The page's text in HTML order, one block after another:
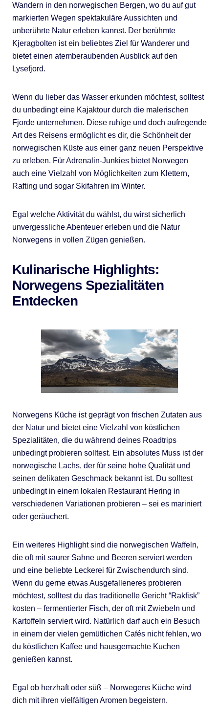
Wandern in den norwegischen Bergen, wo du auf gut
markierten Wegen spektakuläre Aussichten und
unberührte Natur erleben kannst. Der berühmte
Kjeragbolten ist ein beliebtes Ziel für Wanderer und
bietet einen atemberaubenden Ausblick auf den
Lysefjord.
Wenn du lieber das Wasser erkunden möchtest, solltest
du unbedingt eine Kajaktour durch die malerischen
Fjorde unternehmen. Diese ruhige und doch aufregende
Art des Reisens ermöglicht es dir, die Schönheit der
norwegischen Küste aus einer ganz neuen Perspektive
zu erleben. Für Adrenalin-Junkies bietet Norwegen
auch eine Vielzahl von Möglichkeiten zum Klettern,
Rafting und sogar Skifahren im Winter.
Egal welche Aktivität du wählst, du wirst sicherlich
unvergessliche Abenteuer erleben und die Natur
Norwegens in vollen Zügen genießen.
Kulinarische Highlights:
Norwegens Spezialitäten
Entdecken
Norwegens Küche ist geprägt von frischen Zutaten aus
der Natur und bietet eine Vielzahl von köstlichen
Spezialitäten, die du während deines Roadtrips
unbedingt probieren solltest. Ein absolutes Muss ist der
norwegische Lachs, der für seine hohe Qualität und
seinen delikaten Geschmack bekannt ist. Du solltest
unbedingt in einem lokalen Restaurant Hering in
verschiedenen Variationen probieren – sei es mariniert
oder geräuchert.
Ein weiteres Highlight sind die norwegischen Waffeln,
die oft mit saurer Sahne und Beeren serviert werden
und eine beliebte Leckerei für Zwischendurch sind.
Wenn du gerne etwas Ausgefalleneres probieren
möchtest, solltest du das traditionelle Gericht “Rakfisk”
kosten – fermentierter Fisch, der oft mit Zwiebeln und
Kartoffeln serviert wird. Natürlich darf auch ein Besuch
in einem der vielen gemütlichen Cafés nicht fehlen, wo
du köstlichen Kaffee und hausgemachte Kuchen
genießen kannst.
Egal ob herzhaft oder süß – Norwegens Küche wird
dich mit ihren vielfältigen Aromen begeistern.